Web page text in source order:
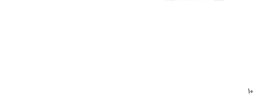
این وضعیت را در چین تشدید کرده، بهبود اقتصادی قوی از همه‌گیری کووید ۱۹ است که باعث افزایش ۱۰